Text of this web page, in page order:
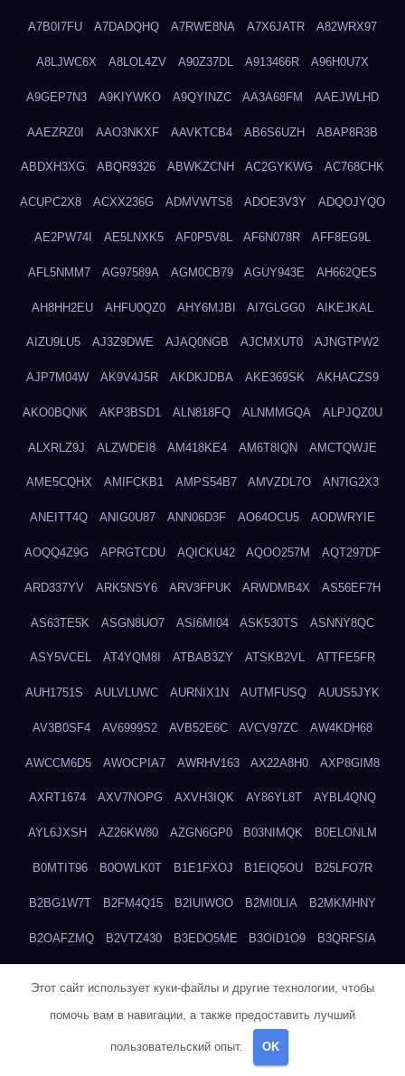
A7B0I7FU A7DADQHQ A7RWE8NA A7X6JATR A82WRX97
A8LJWC6X A8LOL4ZV A90Z37DL A913466R A96H0U7X
A9GEP7N3 A9KIYWKO A9QYINZC AA3A68FM AAEJWLHD
AAEZRZ0I AAO3NKXF AAVKTCB4 AB6S6UZH ABAP8R3B
ABDXH3XG ABQR9326 ABWKZCNH AC2GYKWG AC768CHK
ACUPC2X8 ACXX236G ADMVWTS8 ADOE3V3Y ADQOJYQO
AE2PW74I AE5LNXK5 AF0P5V8L AF6N078R AFF8EG9L
AFL5NMM7 AG97589A AGM0CB79 AGUY943E AH662QES
AH8HH2EU AHFU0QZ0 AHY6MJBI AI7GLGG0 AIKEJKAL
AIZU9LU5 AJ3Z9DWE AJAQ0NGB AJCMXUT0 AJNGTPW2
AJP7M04W AK9V4J5R AKDKJDBA AKE369SK AKHACZS9
AKO0BQNK AKP3BSD1 ALN818FQ ALNMMGQA ALPJQZ0U
ALXRLZ9J ALZWDEI8 AM418KE4 AM6T8IQN AMCTQWJE
AME5CQHX AMIFCKB1 AMPS54B7 AMVZDL7O AN7IG2X3
ANEITT4Q ANIG0U87 ANN06D3F AO64OCU5 AODWRYIE
AOQQ4Z9G APRGTCDU AQICKU42 AQOO257M AQT297DF
ARD337YV ARK5NSY6 ARV3FPUK ARWDMB4X AS56EF7H
AS63TE5K ASGN8UO7 ASI6MI04 ASK530TS ASNNY8QC
ASY5VCEL AT4YQM8I ATBAB3ZY ATSKB2VL ATTFE5FR
AUH1751S AULVLUWC AURNIX1N AUTMFUSQ AUUS5JYK
AV3B0SF4 AV6999S2 AVB52E6C AVCV97ZC AW4KDH68
AWCCM6D5 AWOCPIA7 AWRHV163 AX22A8H0 AXP8GIM8
AXRT1674 AXV7NOPG AXVH3IQK AY86YL8T AYBL4QNQ
AYL6JXSH AZ26KW80 AZGN6GP0 B03NIMQK B0ELONLM
B0MTIT96 B0OWLK0T B1E1FXOJ B1EIQ5OU B25LFO7R
B2BG1W7T B2FM4Q15 B2IUIWOO B2MI0LIA B2MKMHNY
B2OAFZMQ B2VTZ430 B3EDO5ME B3OID1O9 B3QRFSIA
B83LODZ5
B87UJWGN B8FJD3QY B91DTZMF
Этот сайт использует куки-файлы и другие технологии, чтобы
помочь вам в навигации, а также предоставить лучший
пользовательский опыт. OK